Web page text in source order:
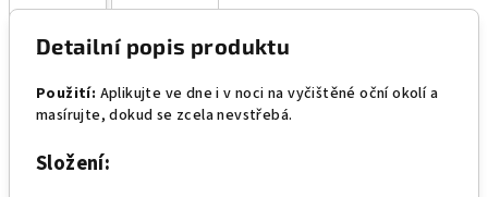
Detailní popis produktu
Použití: Aplikujte ve dne i v noci na vyčištěné oční okolí a
masírujte, dokud se zcela nevstřebá.
Složení: